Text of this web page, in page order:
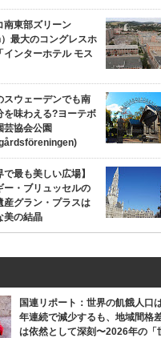
南東部ズリーン
）最大のコングレスホ
インターホテル モス
スウェーデンでも南
を味わえる?ヨーテボ
芸協会公園
で最も美しい広場】
ー・ブリュッセルの
産グラン・プラスは
美の結晶
国連リポート：世界の飢餓人口
年連続で減少するも、地域間格
は依然として深刻〜2026年の「